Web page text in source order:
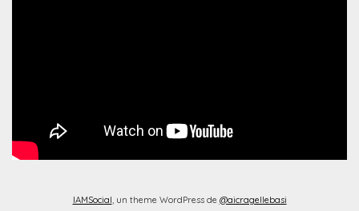
IAMSocial, un theme WordPress de @aicragellebasi